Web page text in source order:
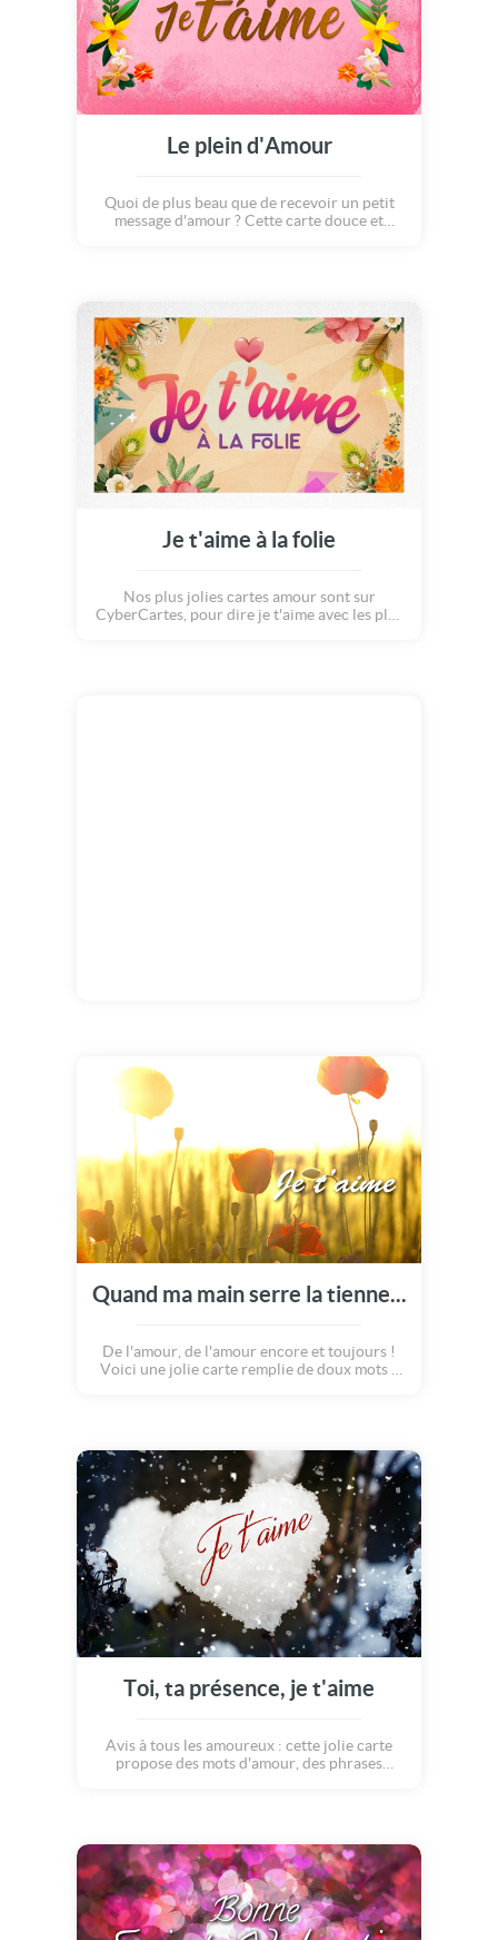
Le plein d'Amour
Quoi de plus beau que de recevoir un petit
message d'amour ? Cette carte douce et
Je t'aime à la folie
Nos plus jolies cartes amour sont sur
CyberCartes, pour dire je t'aime avec les plus
Quand ma main serre la tienne...
De l'amour, de l'amour encore et toujours !
Voici une jolie carte remplie de doux mots à
personne que l'on aime. "Je ne sais où va mon
chemin, mais je marche mieux, quand ma
main serre la tienne... Je t'aime" ! A envoyer à
LA personne que vous avez choisit pour la vie
!
Toi, ta présence, je t'aime
Avis à tous les amoureux : cette jolie carte
propose des mots d'amour, des phrases
je t'aime avec une carte et nourrissez votre
amour l'un pour l'autre :)